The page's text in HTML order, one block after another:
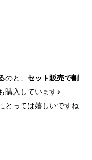
のと、 セット販売で割
購入しています♪
とっては嬉しいですね